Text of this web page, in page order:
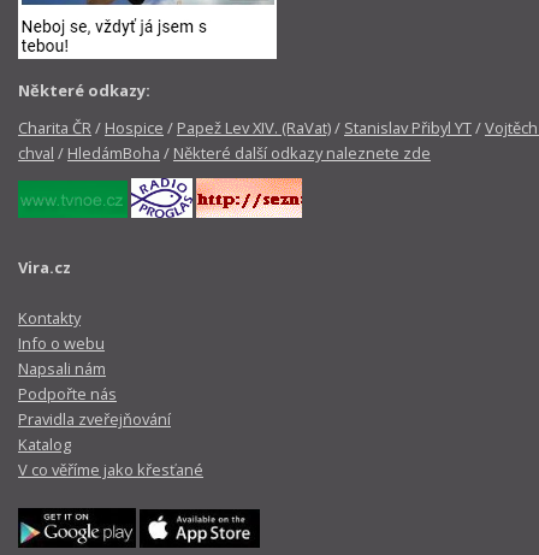
Některé odkazy:
Charita ČR/ Hospice / Papež Lev XIV. (RaVat)/ Stanislav Přibyl YT/
chval / HledámBoha / Některé další odkazy naleznete zde
Vira.cz
Kontakty
Info o webu
Napsali nám
Podpořte nás
Pravidla zveřejňování
Katalog
V co věříme jako křesťané